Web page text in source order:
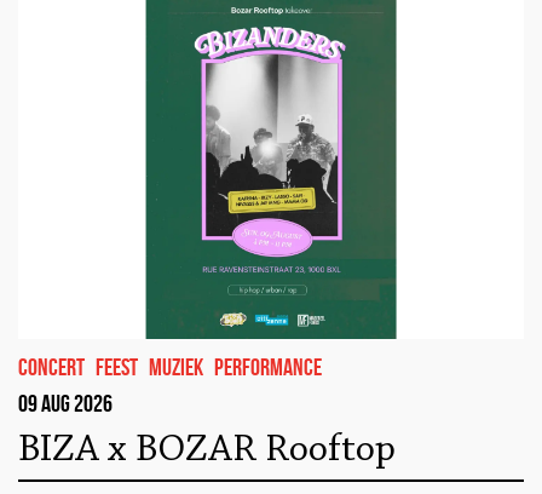
concert feest muziek performance
09 aug 2026
BIZA x BOZAR Rooftop